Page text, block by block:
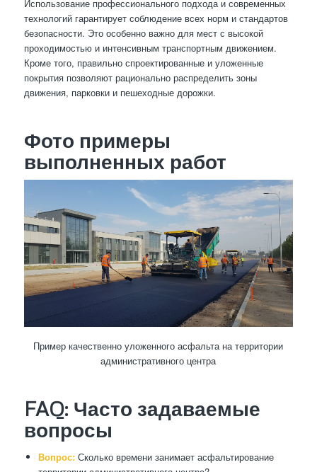
Использование профессионального подхода и современных
технологий гарантирует соблюдение всех норм и стандартов
безопасности. Это особенно важно для мест с высокой
проходимостью и интенсивным транспортным движением.
Кроме того, правильно спроектированные и уложенные
покрытия позволяют рационально распределить зоны
движения, парковки и пешеходные дорожки.
Фото примеры
выполненных работ
Пример качественно уложенного асфальта на территории
административного центра
FAQ: Часто задаваемые
вопросы
Вопрос:Сколько времени занимает асфальтирование